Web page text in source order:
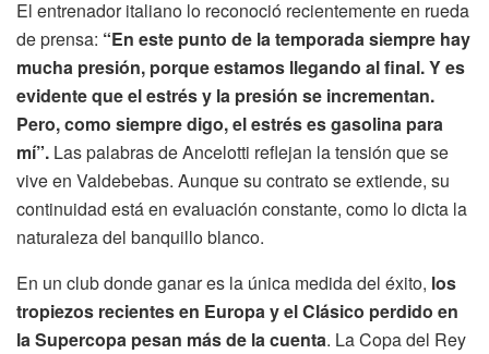
El entrenador italiano lo reconoció recientemente en rueda
de prensa: “En este punto de la temporada siempre hay
mucha presión, porque estamos llegando al final. Y es
evidente que el estrés y la presión se incrementan.
Pero, como siempre digo, el estrés es gasolina para
mí”. Las palabras de Ancelotti reflejan la tensión que se
vive en Valdebebas. Aunque su contrato se extiende, su
continuidad está en evaluación constante, como lo dicta la
naturaleza del banquillo blanco.
En un club donde ganar es la única medida del éxito, los
tropiezos recientes en Europa y el Clásico perdido en
la Supercopa pesan más de la cuenta. La Copa del Rey